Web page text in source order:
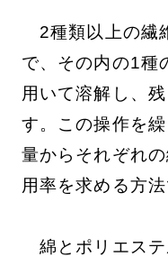
2種類以上の繊
で、その内の1種
用いて溶解し、
す。この操作を
量からそれぞれ
用率を求める方法
綿とポリエステ